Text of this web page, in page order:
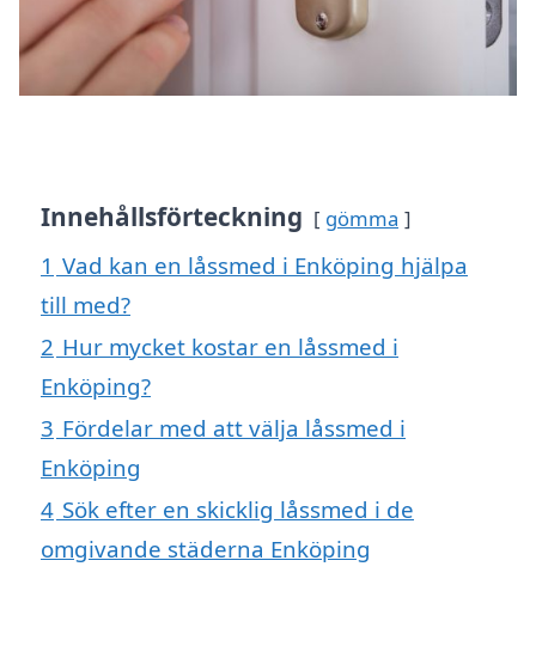
Innehållsförteckning gömma
1 Vad kan en låssmed i Enköping hjälpa
till med?
2 Hur mycket kostar en låssmed i
Enköping?
3 Fördelar med att välja låssmed i
Enköping
4 Sök efter en skicklig låssmed i de
omgivande städerna Enköping